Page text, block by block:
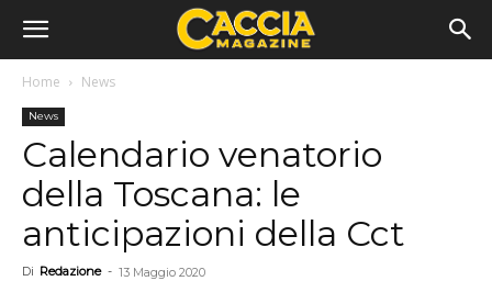
Home News
News
Calendario venatorio
della Toscana: le
anticipazioni della Cct
Di Redazione - 13 Maggio 2020